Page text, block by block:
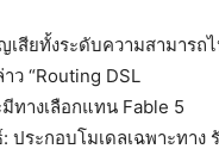
สียทั้งระดับความสามารถไ
ว “Routing DSL
างเลือกแทน Fable 5
ประกอบโมเดลเฉพาะทาง